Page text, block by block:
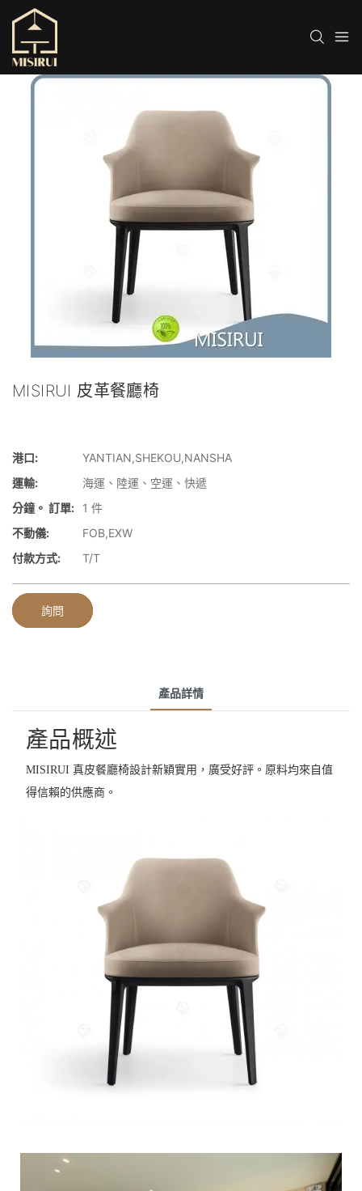
MISIRUI 皮革餐廳椅
港口:
YANTIAN,SHEKOU,NANSHA
運輸:
海運、陸運、空運、快遞
分鐘。 訂單:
1 件
不動儀:
FOB,EXW
付款方式:
T/T
詢問
產品詳情
產品概述
MISIRUI 真皮餐廳椅設計新穎實用，廣受好評。原料均來自值
得信賴的供應商。